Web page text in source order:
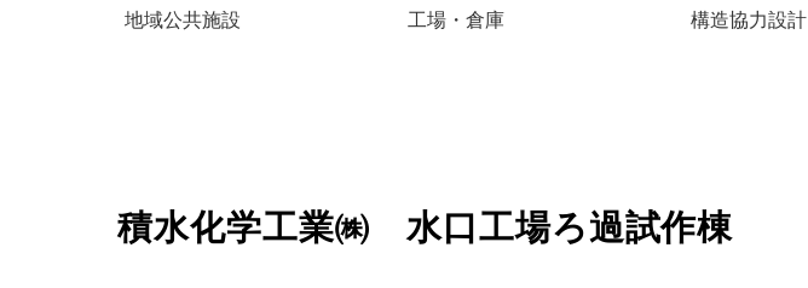
地域公共施設 工場・倉庫 構造協力設計
積水化学工業㈱ 水口工場ろ過試作棟